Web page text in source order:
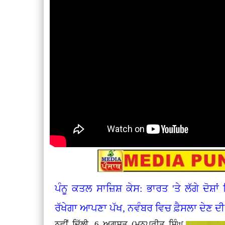
ਪੰਨੂ ਕਤਲ ਸਾਜ਼ਿਸ਼ ਕੇਸ: ਭਾਰਤ 'ਤੇ ਲੱਗੇ ਦੋਸ਼ਾਂ
ਰੱਖੇਗਾ ਆਪਣਾ ਪੱਖ, ਨਵੰਬਰ ਵਿਚ ਫ਼ੈਸਲਾ ਦੇਣ